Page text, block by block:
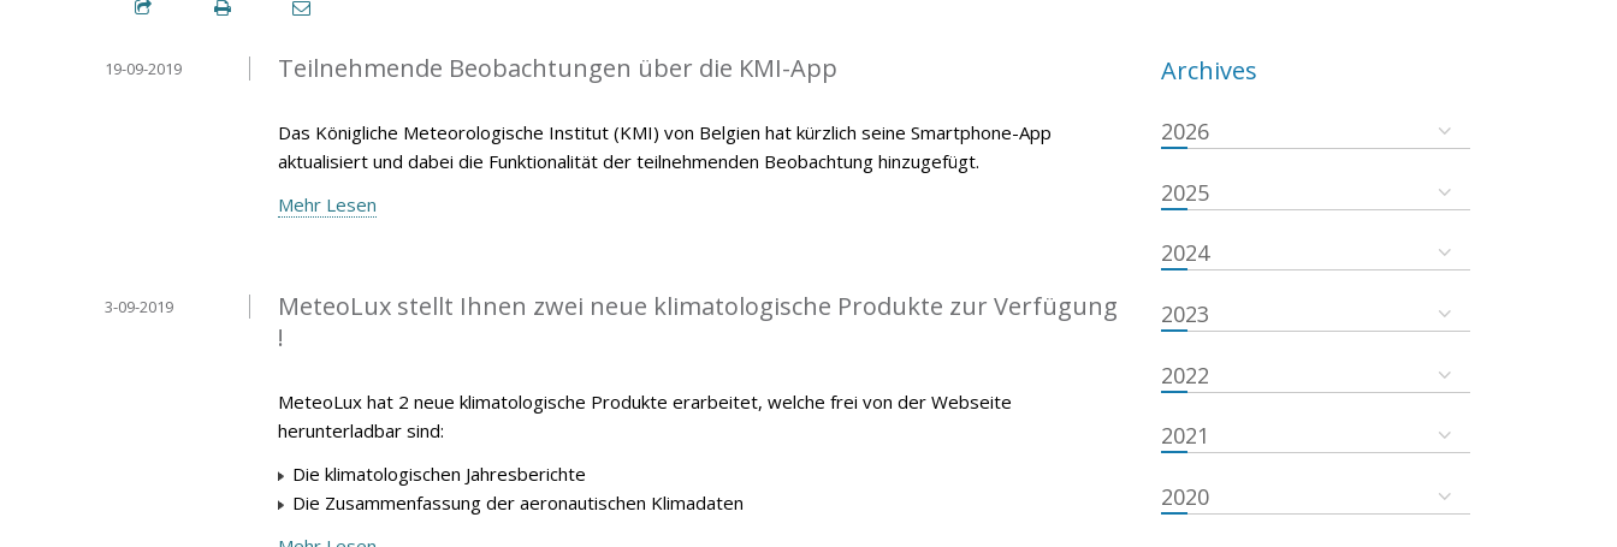
Teilnehmende Beobachtungen über die KMI-App
19-09-2019
Das Königliche Meteorologische Institut (KMI) von Belgien hat kürzlich seine Smartphone-App
aktualisiert und dabei die Funktionalität der teilnehmenden Beobachtung hinzugefügt.
Mehr Lesen
MeteoLux stellt Ihnen zwei neue klimatologische Produkte zur Verfügung
!
3-09-2019
MeteoLux hat 2 neue klimatologische Produkte erarbeitet, welche frei von der Webseite
herunterladbar sind:
Die klimatologischen Jahresberichte
Die Zusammenfassung der aeronautischen Klimadaten
Archives
2026
2025
2024
2023
2022
2021
2020